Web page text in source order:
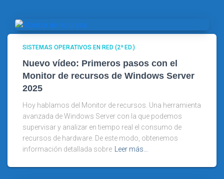
SISTEMAS OPERATIVOS EN RED (2ª ED.)
Nuevo vídeo: Primeros pasos con el
Monitor de recursos de Windows Server
2025
Hoy hablamos del Monitor de recursos. Una herramienta
avanzada de Windows Server con la que podemos
supervisar y analizar en tiempo real el consumo de
recursos de hardware. De este modo, obtenemos
información detallada sobre Leer más…